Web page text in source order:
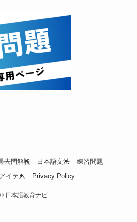
去問解説 日本語文法
練習問題
イテム
Privacy Policy
日本語教育ナビ.